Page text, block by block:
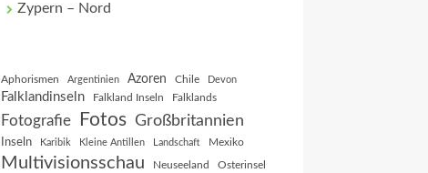
Zypern – Nord
Aphorismen Argentinien Azoren Chile Devon
Falklandinseln Falkland Inseln Falklands
Fotografie Fotos Großbritannien
Inseln Karibik Kleine Antillen Landschaft Mexiko
Multivisionsschau Neuseeland Osterinsel